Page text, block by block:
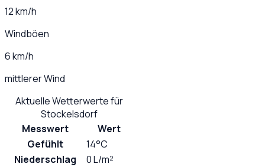
12 km/h
Windböen
6 km/h
mittlerer Wind
Aktuelle Wetterwerte für
Stockelsdorf
Messwert
Wert
Gefühlt
14°C
Niederschlag
0 L/m²